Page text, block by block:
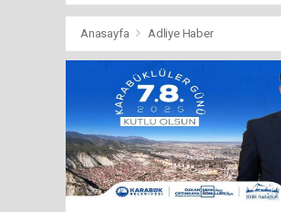
Anasayfa Adliye Haber